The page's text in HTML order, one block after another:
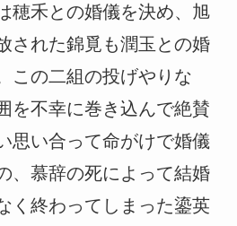
穂禾との婚儀を決め、旭
された錦覓も潤玉との婚
この二組の投げやりな
を不幸に巻き込んで絶賛
思い合って命がけで婚儀
、慕辞の死によって結婚
く終わってしまった鎏英